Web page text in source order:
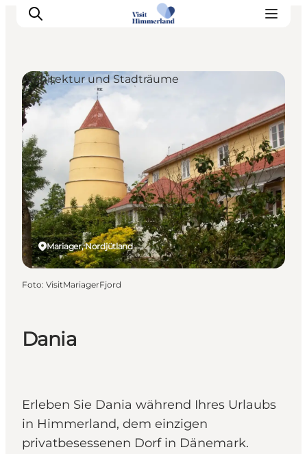
Erlebnisse
Natur
Städte und Orte
Das passiert
Reiseplanung
Praktische Informationen
Dania
Erleben Sie Dania während Ihres Urlaubs
in Himmerland, dem einzigen
privatbesessenen Dorf in Dänemark.
Mariager, Nordjütland
Architektur und Stadträume
Foto: VisitMariagerFjord